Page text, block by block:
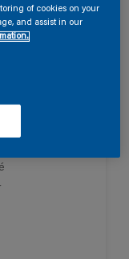
of cookies on your
and assist in our